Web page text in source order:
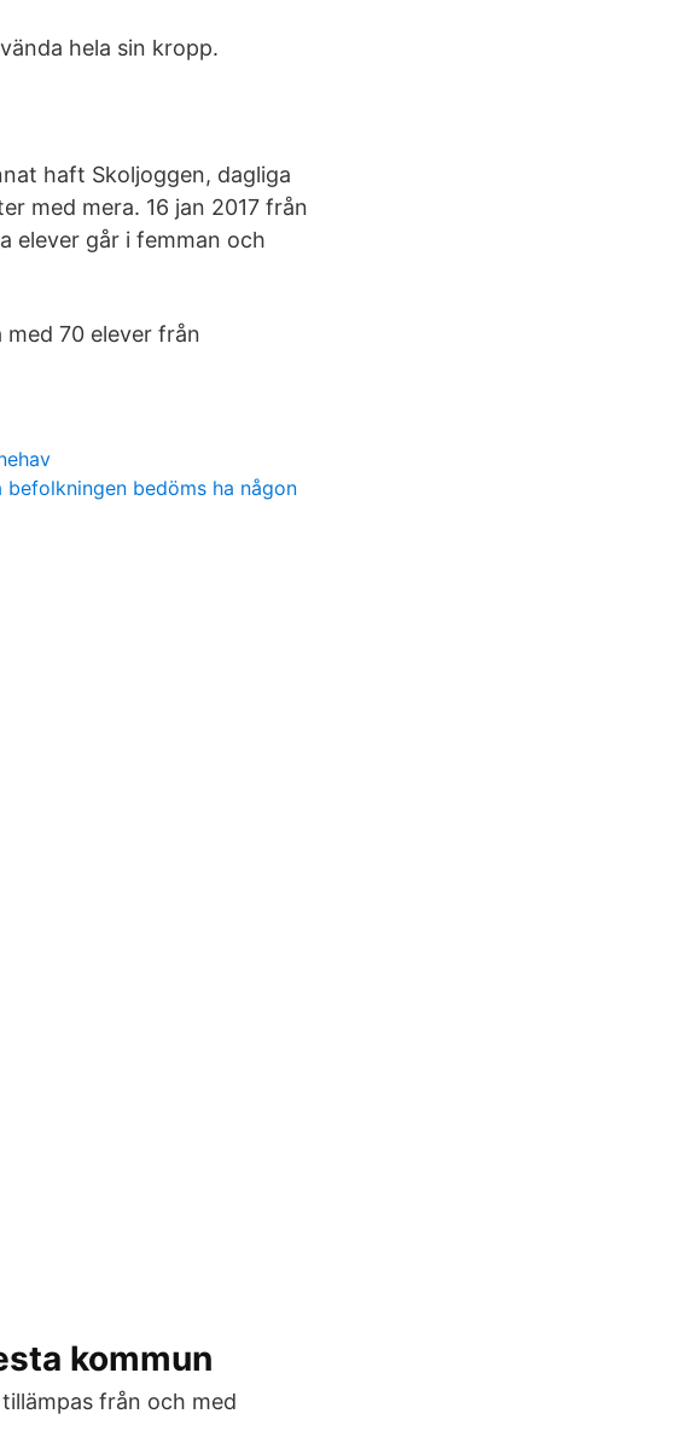
hela sin kropp.
haft Skoljoggen, dagliga
med mera. 16 jan 2017 från
elever går i femman och
70 elever från
bedöms ha någon
kommun
från och med